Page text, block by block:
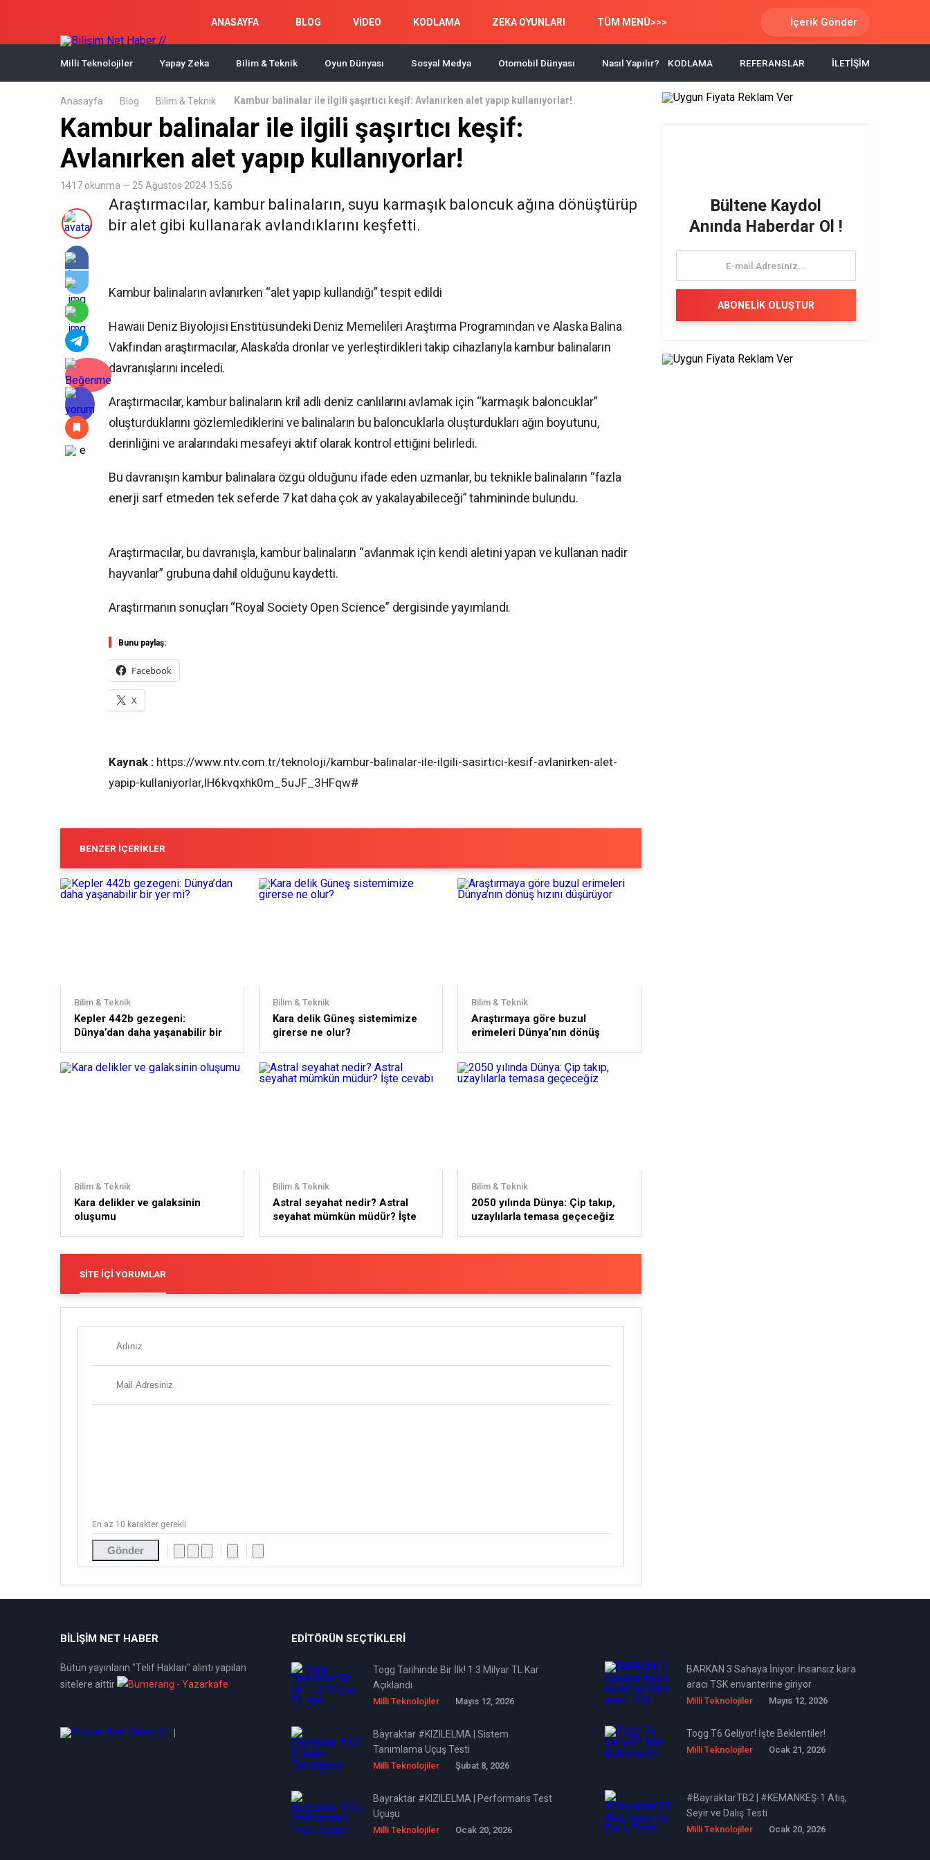
ANASAYFA BLOG VİDEO KODLAMA ZEKA OYUNLARI TÜM MENÜ>>> İçerik Gönder
Milli Teknolojiler Yapay Zeka Bilim & Teknik Oyun Dünyası Sosyal Medya Otomobil Dünyası Nasıl Yapılır? KODLAMA REFERANSLAR İLETİŞİM
Anasayfa Blog Bilim & Teknik Kambur balinalar ile ilgili şaşırtıcı keşif: Avlanırken alet yapıp kullanıyorlar!
Kambur balinalar ile ilgili şaşırtıcı keşif:
Avlanırken alet yapıp kullanıyorlar!
1417 okunma — 25 Ağustos 2024 15:56
Araştırmacılar, kambur balinaların, suyu karmaşık baloncuk ağına dönüştürüp
bir alet gibi kullanarak avlandıklarını keşfetti.
Kambur balinaların avlanırken “alet yapıp kullandığı” tespit edildi
Hawaii Deniz Biyolojisi Enstitüsündeki Deniz Memelileri Araştırma Programından ve Alaska Balina
Vakfından araştırmacılar, Alaska’da dronlar ve yerleştirdikleri takip cihazlarıyla kambur balinaların
davranışlarını inceledi.
Araştırmacılar, kambur balinaların kril adlı deniz canlılarını avlamak için “karmaşık baloncuklar”
oluşturduklarını gözlemlediklerini ve balinaların bu baloncuklarla oluşturdukları ağın boyutunu,
derinliğini ve aralarındaki mesafeyi aktif olarak kontrol ettiğini belirledi.
Bu davranışın kambur balinalara özgü olduğunu ifade eden uzmanlar, bu teknikle balinaların “fazla
enerji sarf etmeden tek seferde 7 kat daha çok av yakalayabileceği” tahmininde bulundu.
Araştırmacılar, bu davranışla, kambur balinaların “avlanmak için kendi aletini yapan ve kullanan nadir
hayvanlar” grubuna dahil olduğunu kaydetti.
Araştırmanın sonuçları “Royal Society Open Science” dergisinde yayımlandı.
Bunu paylaş:
Facebook
X
Kaynak : https://www.ntv.com.tr/teknoloji/kambur-balinalar-ile-ilgili-sasirtici-kesif-avlanirken-alet-
yapip-kullaniyorlar,IH6kvqxhk0m_5uJF_3HFqw#
BENZER İÇERIKLER
Bilim & Teknik
Kepler 442b gezegeni:
Dünya’dan daha yaşanabilir bir
Bilim & Teknik
Kara delik Güneş sistemimize
girerse ne olur?
Bilim & Teknik
Araştırmaya göre buzul
erimeleri Dünya’nın dönüş
Bilim & Teknik
Kara delikler ve galaksinin
oluşumu
Bilim & Teknik
Astral seyahat nedir? Astral
seyahat mümkün müdür? İşte
Bilim & Teknik
2050 yılında Dünya: Çip takıp,
uzaylılarla temasa geçeceğiz
SITE İÇI YORUMLAR
Gönder
En az 10 karakter gerekli
Bültene Kaydol
Anında Haberdar Ol !
ABONELİK OLUŞTUR
BİLİŞİM NET HABER
Bütün yayınların "Telif Hakları" alıntı yapılan
sitelere aittir
|
EDITÖRÜN SEÇTIKLERI
Togg Tarihinde Bir İlk! 1.3 Milyar TL Kar
Açıklandı
Milli Teknolojiler Mayıs 12, 2026
BARKAN 3 Sahaya İniyor: İnsansız kara
aracı TSK envanterine giriyor
Milli Teknolojiler Mayıs 12, 2026
Bayraktar #KIZILELMA | Sistem
Tanımlama Uçuş Testi
Milli Teknolojiler Şubat 8, 2026
Togg T6 Geliyor! İşte Beklentiler!
Milli Teknolojiler Ocak 21, 2026
Bayraktar #KIZILELMA | Performans Test
Uçuşu
Milli Teknolojiler Ocak 20, 2026
#BayraktarTB2 | #KEMANKEŞ-1 Atış,
Seyir ve Dalış Testi
Milli Teknolojiler Ocak 20, 2026